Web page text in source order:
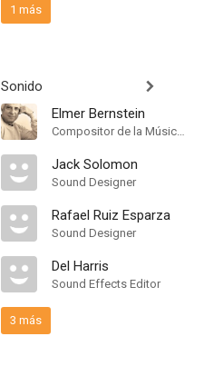
1 más
Sonido
Elmer Bernstein
Compositor de la Música Original
Jack Solomon
Sound Designer
Rafael Ruiz Esparza
Sound Designer
Del Harris
Sound Effects Editor
3 más